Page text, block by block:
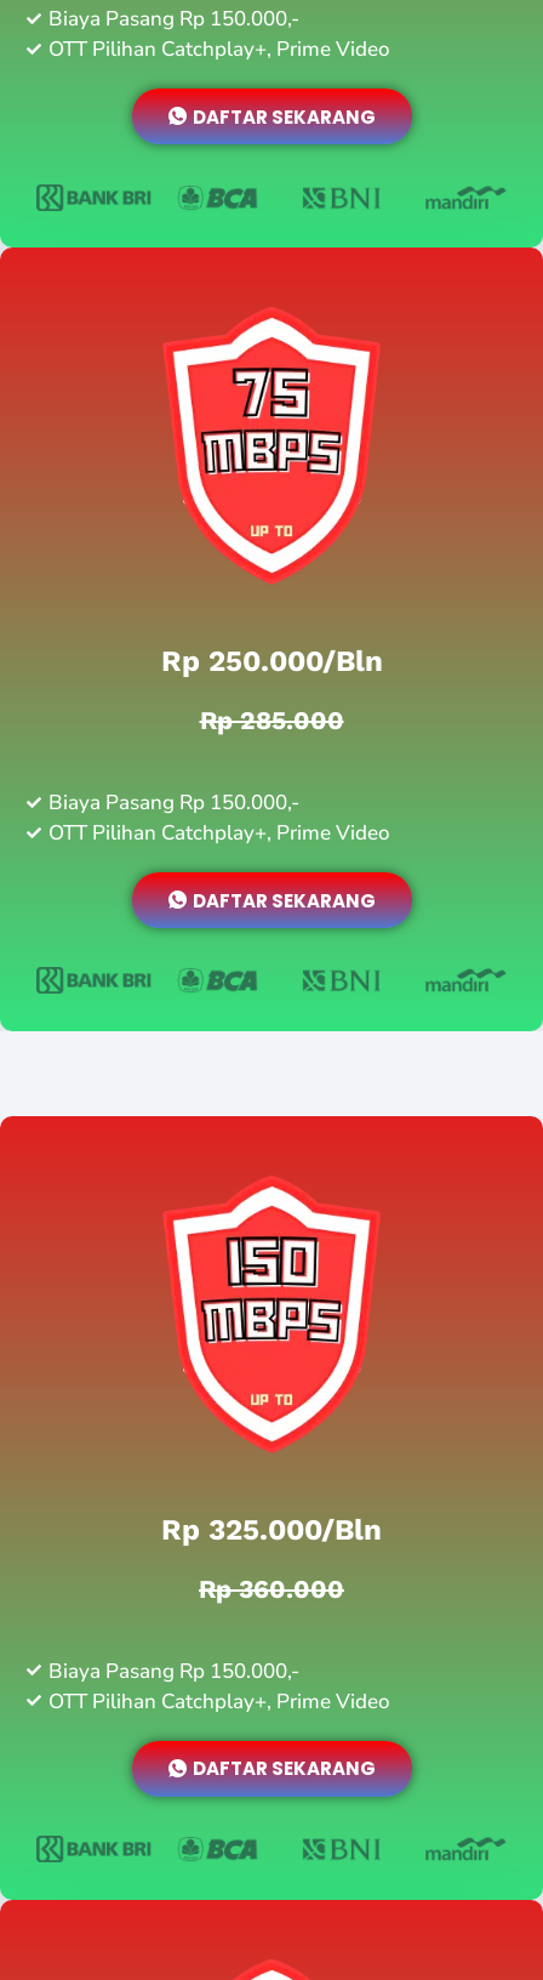
Biaya Pasang Rp 150.000,-
OTT Pilihan Catchplay+, Prime Video
DAFTAR SEKARANG
Rp 250.000/bln
Rp 285.000
Biaya Pasang Rp 150.000,-
OTT Pilihan Catchplay+, Prime Video
DAFTAR SEKARANG
Rp 325.000/bln
Rp 360.000
Biaya Pasang Rp 150.000,-
OTT Pilihan Catchplay+, Prime Video
DAFTAR SEKARANG